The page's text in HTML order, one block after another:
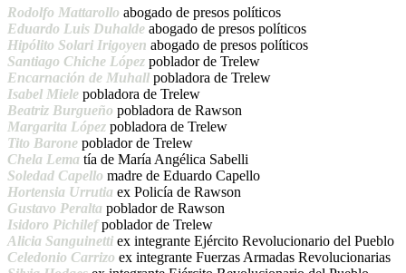
Rodolfo Mattarollo abogado de presos políticos
Eduardo Luis Duhalde abogado de presos políticos
Hipólito Solari Irigoyen abogado de presos políticos
Santiago Chiche López poblador de Trelew
Encarnación de Muhall pobladora de Trelew
Isabel Miele pobladora de Trelew
Beatriz Burgueño pobladora de Rawson
Margarita López pobladora de Trelew
Tito Barone poblador de Trelew
Chela Lema tía de María Angélica Sabelli
Soledad Capello madre de Eduardo Capello
Hortensia Urrutia ex Policía de Rawson
Gustavo Peralta poblador de Rawson
Isidoro Pichilefpoblador de Trelew
Alicia Sanguinetti ex integrante Ejército Revolucionario del Pueblo
Celedonio Carrizo ex integrante Fuerzas Armadas Revolucionarias